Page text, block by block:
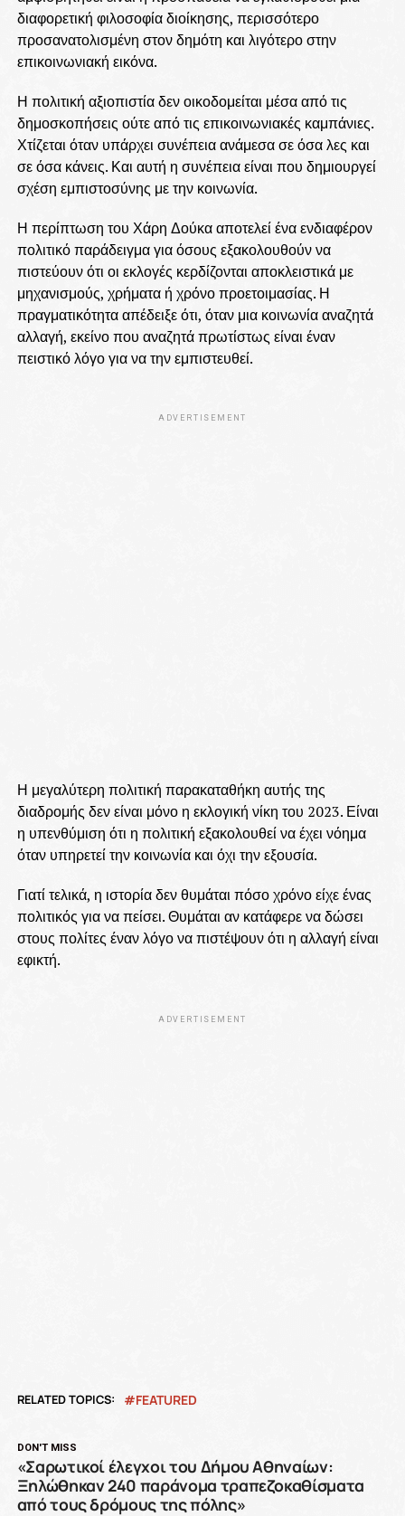
διαφορετική φιλοσοφία διοίκησης, περισσότερο
προσανατολισμένη στον δημότη και λιγότερο στην
επικοινωνιακή εικόνα.
Η πολιτική αξιοπιστία δεν οικοδομείται μέσα από τις
δημοσκοπήσεις ούτε από τις επικοινωνιακές καμπάνιες.
Χτίζεται όταν υπάρχει συνέπεια ανάμεσα σε όσα λες και
σε όσα κάνεις. Και αυτή η συνέπεια είναι που δημιουργεί
σχέση εμπιστοσύνης με την κοινωνία.
Η περίπτωση του Χάρη Δούκα αποτελεί ένα ενδιαφέρον
πολιτικό παράδειγμα για όσους εξακολουθούν να
πιστεύουν ότι οι εκλογές κερδίζονται αποκλειστικά με
μηχανισμούς, χρήματα ή χρόνο προετοιμασίας. Η
πραγματικότητα απέδειξε ότι, όταν μια κοινωνία αναζητά
αλλαγή, εκείνο που αναζητά πρωτίστως είναι έναν
πειστικό λόγο για να την εμπιστευθεί.
ADVERTISEMENT
Η μεγαλύτερη πολιτική παρακαταθήκη αυτής της
διαδρομής δεν είναι μόνο η εκλογική νίκη του 2023. Είναι
η υπενθύμιση ότι η πολιτική εξακολουθεί να έχει νόημα
όταν υπηρετεί την κοινωνία και όχι την εξουσία.
Γιατί τελικά, η ιστορία δεν θυμάται πόσο χρόνο είχε ένας
πολιτικός για να πείσει. Θυμάται αν κατάφερε να δώσει
στους πολίτες έναν λόγο να πιστέψουν ότι η αλλαγή είναι
εφικτή.
ADVERTISEMENT
RELATED TOPICS: FEATURED
DON'T MISS
«Σαρωτικοί έλεγχοι του Δήμου Αθηναίων:
Ξηλώθηκαν 240 παράνομα τραπεζοκαθίσματα
από τους δρόμους της πόλης»